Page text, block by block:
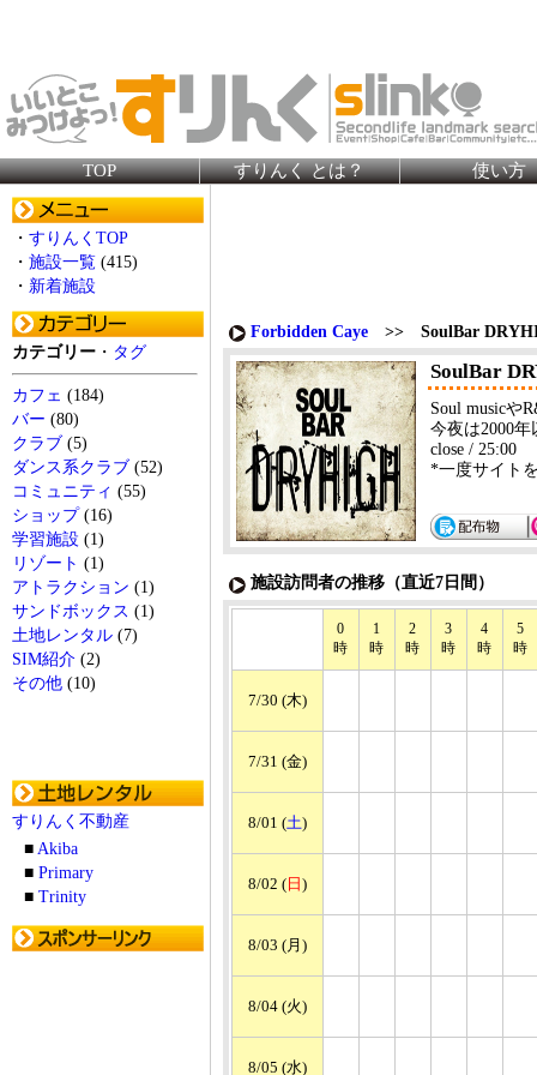
TOP すりんく とは？ 使い方
・ すりんくTOP
・ 施設一覧 (415)
・ 新着施設
カテゴリー ・ タグ
カフェ (184)
バー (80)
クラブ (5)
ダンス系クラブ (52)
コミュニティ (55)
ショップ(16)
学習施設 (1)
リゾート (1)
アトラクション (1)
サンドボックス (1)
土地レンタル (7)
SIM紹介 (2)
その他 (10)
すりんく不動産
■ Akiba
■ Primary
■ Trinity
Forbidden Caye >> SoulBar
SoulBar
Soul musicや
今夜は2000
close / 25:00
*一度サイト
施設訪問者の推移（直近7日間）
0
時
1
時
2
時
3
時
4
時
5
時
7/30 (木)
7/31 (金)
8/01 (土)
8/02 ( 日 )
8/03 (月)
8/04 (火)
8/05 (水)